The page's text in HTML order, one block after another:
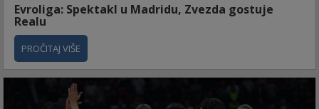
Evroliga: Spektakl u Madridu, Zvezda gostuje
Realu
PROČITAJ VIŠE